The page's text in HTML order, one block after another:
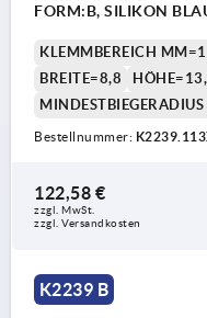
FORM:B, SILIKON
KLEMMBEREICH
BREITE=8,8
Bestellnummer:
122,58 €
zzgl. MwSt.
zzgl. Versandkosten
K2239 B